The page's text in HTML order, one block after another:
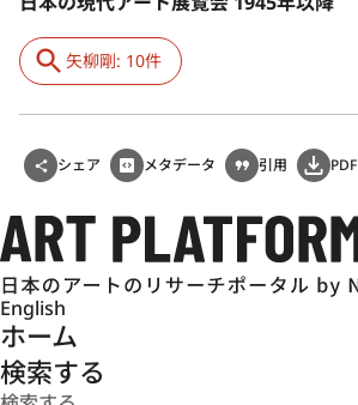
矢柳剛: 10件
シェア メタデータ 引用 PDF
English
ホーム
検索する